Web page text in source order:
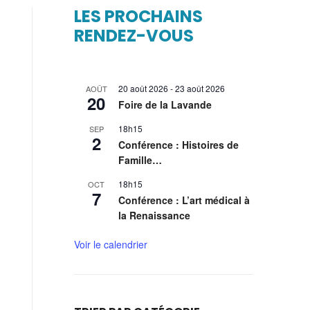
LES PROCHAINS
RENDEZ-VOUS
AOÛT
20
20 août 2026 -23 août 2026
Foire de la Lavande
SEP
2
18h15
Conférence : Histoires de
Famille…
OCT
7
18h15
Conférence : L’art médical à
la Renaissance
Voir le calendrier